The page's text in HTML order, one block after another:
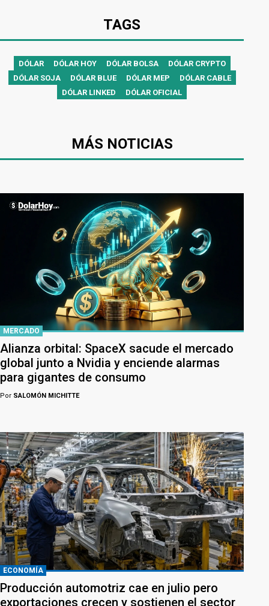
TAGS
DÓLAR DÓLAR HOY DÓLAR BOLSA
DÓLAR CRYPTO
DÓLAR SOJA
DÓLAR BLUE DÓLAR MEP
DÓLAR CABLE
DÓLAR LINKED
DÓLAR OFICIAL
MÁS NOTICIAS
MERCADO
Alianza orbital: SpaceX sacude el mercado
global junto a Nvidia y enciende alarmas
para gigantes de consumo
Por SALOMÓN MICHITTE
ECONOMÍA
Producción automotriz cae en julio pero
exportaciones crecen y sostienen el sector